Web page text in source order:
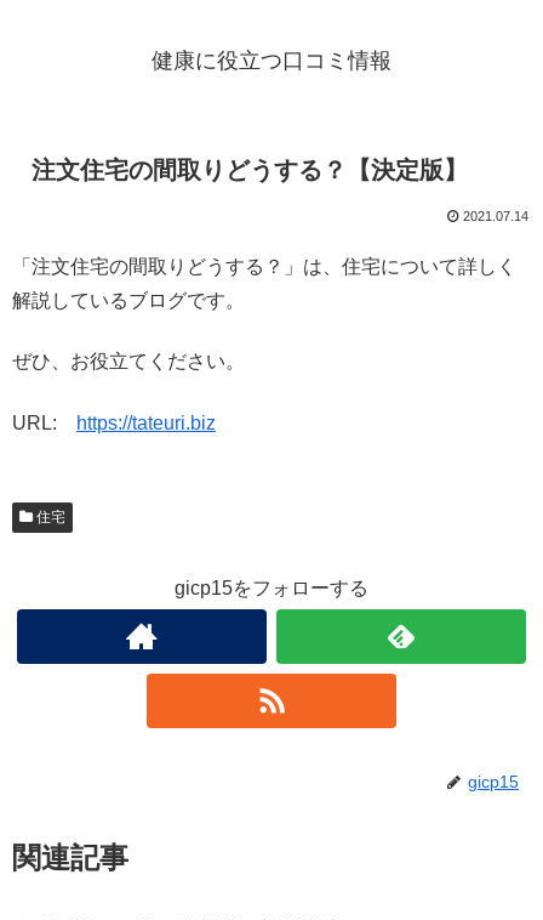
健康に役立つ口コミ情報
注文住宅の間取りどうする？【決定版】
2021.07.14
「注文住宅の間取りどうする？」は、住宅について詳しく
解説しているブログです。
ぜひ、お役立てください。
URL: https://tateuri.biz
住宅
gicp15をフォローする
gicp15
関連記事